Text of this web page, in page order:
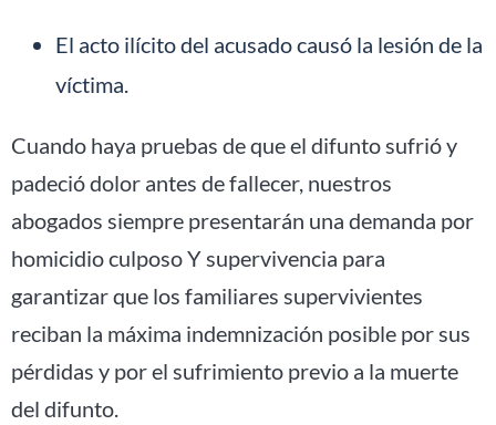
El acto ilícito del acusado causó la lesión de la
víctima.
Cuando haya pruebas de que el difunto sufrió y
padeció dolor antes de fallecer, nuestros
abogados siempre presentarán una demanda por
homicidio culposo Y supervivencia para
garantizar que los familiares supervivientes
reciban la máxima indemnización posible por sus
pérdidas y por el sufrimiento previo a la muerte
del difunto.